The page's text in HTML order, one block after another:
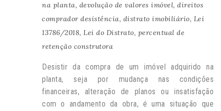
na planta, devolução de valores imóvel, direitos
comprador desistência, distrato imobiliário, Lei
13786/2018, Lei do Distrato, percentual de
retenção construtora
Desistir da compra de um imóvel adquirido na
planta, seja por mudança nas condições
financeiras, alteração de planos ou insatisfação
com o andamento da obra, é uma situação que